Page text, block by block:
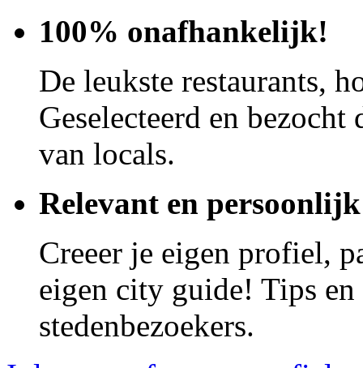
100% onafhankelijk!
De leukste restaurants,
Geselecteerd en
van locals.
Relevant en persoonlijk
Creeer je eigen profiel,
eigen city guide! Tips
stedenbezoekers.